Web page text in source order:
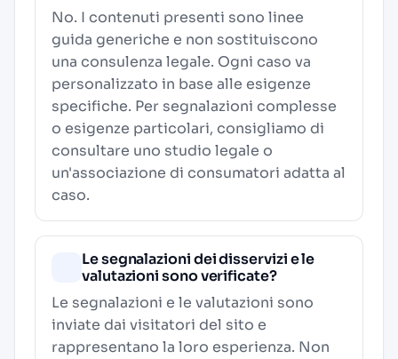
No. I contenuti presenti sono linee
guida generiche e non sostituiscono
una consulenza legale. Ogni caso va
personalizzato in base alle esigenze
specifiche. Per segnalazioni complesse
o esigenze particolari, consigliamo di
consultare uno studio legale o
un'associazione di consumatori adatta al
caso.
Le segnalazioni dei disservizi e le
valutazioni sono verificate?
Le segnalazioni e le valutazioni sono
inviate dai visitatori del sito e
rappresentano la loro esperienza. Non